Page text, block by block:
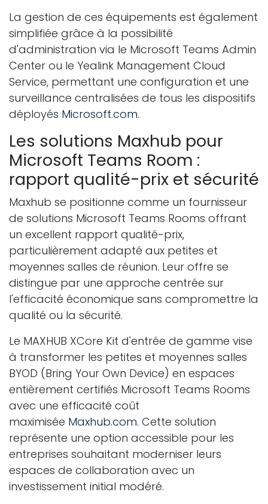
La gestion de ces équipements est également
simplifiée grâce à la possibilité
d'administration via le Microsoft Teams Admin
Center ou le Yealink Management Cloud
Service, permettant une configuration et une
surveillance centralisées de tous les dispositifs
déployés Microsoft.com.
Les solutions Maxhub pour
Microsoft Teams Room :
rapport qualité-prix et sécurité
Maxhub se positionne comme un fournisseur
de solutions Microsoft Teams Rooms offrant
un excellent rapport qualité-prix,
particulièrement adapté aux petites et
moyennes salles de réunion. Leur offre se
distingue par une approche centrée sur
l'efficacité économique sans compromettre la
qualité ou la sécurité.
Le MAXHUB XCore Kit d'entrée de gamme vise
à transformer les petites et moyennes salles
BYOD (Bring Your Own Device) en espaces
entièrement certifiés Microsoft Teams Rooms
avec une efficacité coût
maximisée Maxhub.com. Cette solution
représente une option accessible pour les
entreprises souhaitant moderniser leurs
espaces de collaboration avec un
investissement initial modéré.